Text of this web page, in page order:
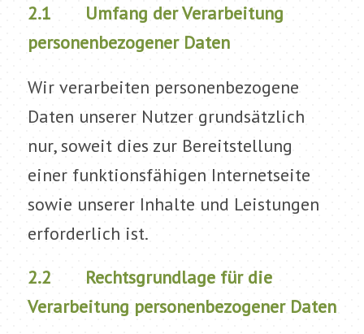
2.1 Umfang der Verarbeitung
personenbezogener Daten
Wir verarbeiten personenbezogene
Daten unserer Nutzer grundsätzlich
nur, soweit dies zur Bereitstellung
einer funktionsfähigen Internetseite
sowie unserer Inhalte und Leistungen
erforderlich ist.
2.2 Rechtsgrundlage für die
Verarbeitung personenbezogener Daten